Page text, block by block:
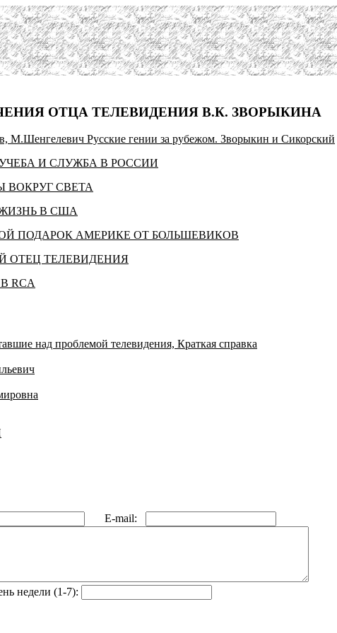
ОТЦА ТЕЛЕВИДЕНИЯ В.К. ЗВОРЫКИНА
М.Шенгелевич Русские гении за рубежом. Зворыкин и Сикорский
И СЛУЖБА В РОССИИ
ВОКРУГ СВЕТА
В США
ПОДАРОК АМЕРИКЕ ОТ БОЛЬШЕВИКОВ
ОТЕЦ ТЕЛЕВИДЕНИЯ
RCA
над проблемой телевидения, Краткая справка
E-mail:
недели (1-7):